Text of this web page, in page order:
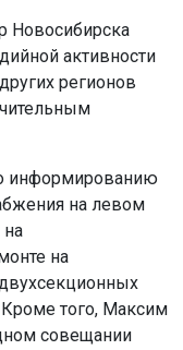
Новосибирска
активности
регионов
информированию
на левом
на
на
того, Максим
совещании